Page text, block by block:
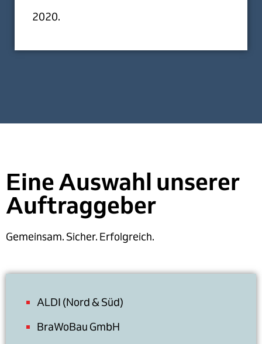
2020.
Eine Auswahl unserer
Auftraggeber
Gemeinsam. Sicher. Erfolgreich.
ALDI (Nord & Süd)
BraWoBau GmbH